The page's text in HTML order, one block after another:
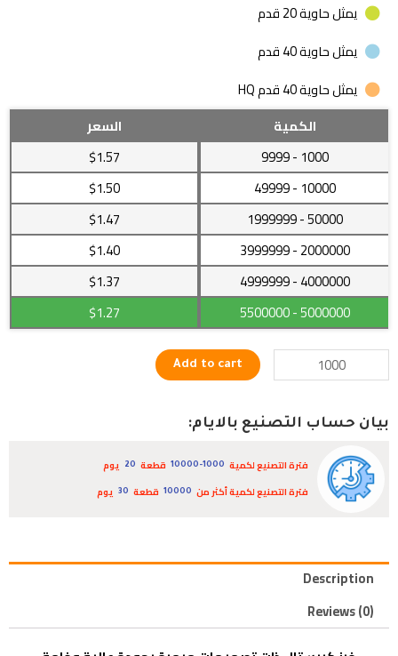
يمثل حاوية 20 قدم
يمثل حاوية 40 قدم
يمثل حاوية 40 قدم HQ
الكمية
السعر
1000
- 9999
$1.57
10000
- 49999
$1.50
50000
- 1999999
$1.47
2000000
- 3999999
$1.40
4000000
- 4999999
$1.37
5000000
- 5500000
$1.27
كريستال
تصميمات
مبهرة
عالية
وخامة
تعطيك
أكثر
quantity
Add to cart
بيان حساب التصنيع بالايام:
فترة التصنيع لكمية 10000-1000 قطعة 20
يوم
فترة التصنيع لكمية أكثر من
10000 قطعة 30 يوم
Description
Reviews (0)